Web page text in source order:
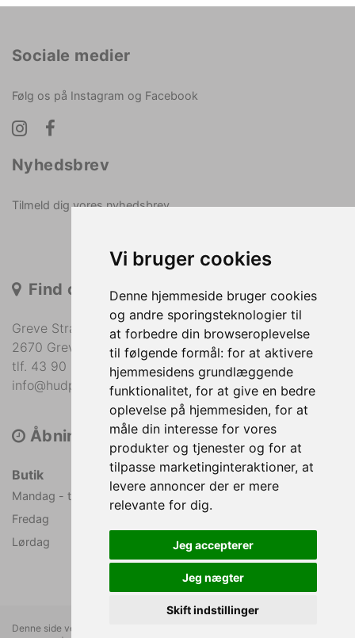
Vi bruger cookies
Denne hjemmeside bruger cookies
og andre sporingsteknologier til
at forbedre din browseroplevelse
til følgende formål: for at aktivere
hjemmesidens grundlæggende
funktionalitet, for at give en bedre
oplevelse på hjemmesiden, for at
måle din interesse for vores
produkter og tjenester og for at
tilpasse marketinginteraktioner, at
levere annoncer der er mere
relevante for dig.
Jeg accepterer
Jeg nægter
Skift indstillinger
Sociale medier
Følg os på Instagram og Facebook
Nyhedsbrev
Tilmeld dig vores nyhedsbrev
Find os
Greve Strandvej 36
2670 Greve
tlf. 43 90 05 60
info@hudplejecentret.dk
Åbningstider
Butik
Mandag - torsdag
09.00 - 19.00
Fredag
Lørdag
09.00 - 14.00
Denne side vedligeholdes af FÆRCH A/S |